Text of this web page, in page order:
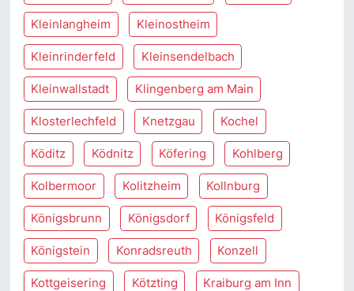
Kleinlangheim Kleinostheim
Kleinrinderfeld Kleinsendelbach
Kleinwallstadt Klingenberg am Main
Klosterlechfeld Knetzgau Kochel
Köditz Ködnitz Köfering Kohlberg
Kolbermoor Kolitzheim Kollnburg
Königsbrunn Königsdorf Königsfeld
Königstein Konradsreuth Konzell
Kottgeisering Kötzting Kraiburg am Inn